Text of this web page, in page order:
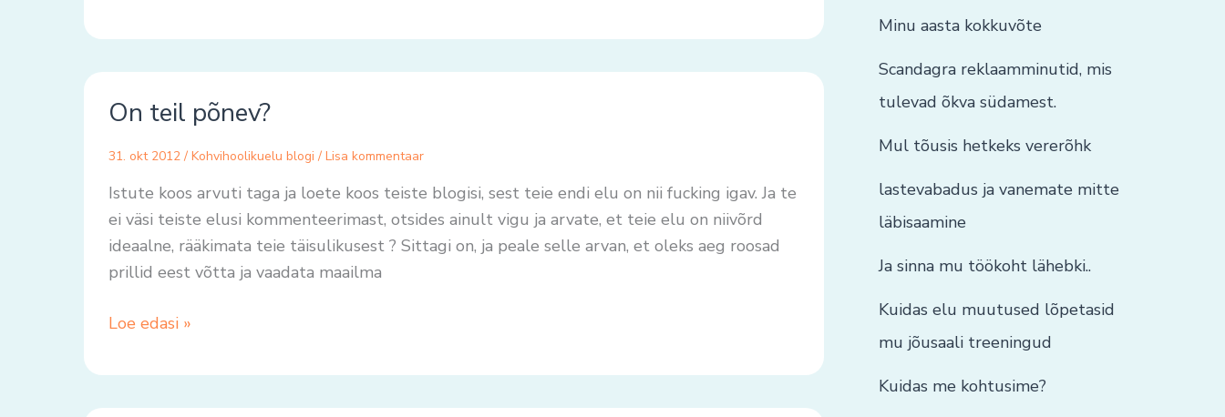
On teil põnev?
31. okt 2012 / Kohvihoolikuelu blogi / Lisa kommentaar
Istute koos arvuti taga ja loete koos teiste blogisi, sest teie endi elu on nii fucking igav. Ja te
ei väsi teiste elusi kommenteerimast, otsides ainult vigu ja arvate, et teie elu on niivõrd
ideaalne, rääkimata teie täisulikusest ? Sittagi on, ja peale selle arvan, et oleks aeg roosad
prillid eest võtta ja vaadata maailma
teil
Loe edasi »
Minu aasta kokkuvõte
Scandagra reklaamminutid, mis
tulevad õkva südamest.
Mul tõusis hetkeks vererõhk
lastevabadus ja vanemate mitte
läbisaamine
Ja sinna mu töökoht lähebki..
Kuidas elu muutused lõpetasid
mu jõusaali treeningud
Kuidas me kohtusime?